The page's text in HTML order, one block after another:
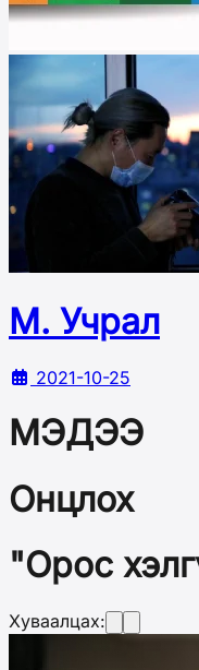
М. Учрал
2021-10-25
МЭДЭЭ
Онцлох
"Орос
Хуваалцах: